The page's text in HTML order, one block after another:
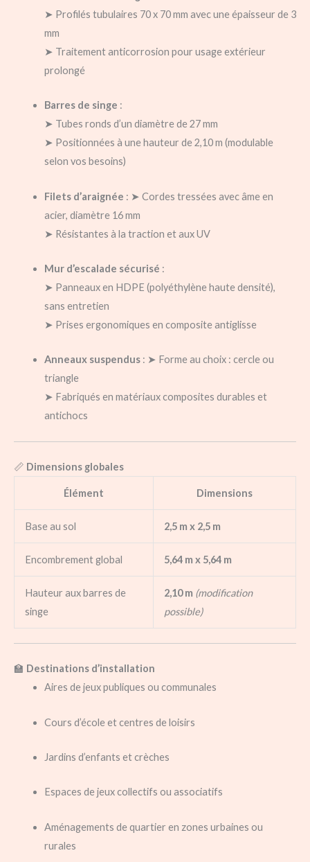
➤ Profilés tubulaires 70 x 70 mm avec une épaisseur de 3
mm
➤ Traitement anticorrosion pour usage extérieur
prolongé
Barres de singe :
➤ Tubes ronds d’un diamètre de 27 mm
➤ Positionnées à une hauteur de 2,10 m (modulable
selon vos besoins)
Filets d’araignée : ➤ Cordes tressées avec âme en
acier, diamètre 16 mm
➤ Résistantes à la traction et aux UV
Mur d’escalade sécurisé :
➤ Panneaux en HDPE (polyéthylène haute densité),
sans entretien
➤ Prises ergonomiques en composite antiglisse
Anneaux suspendus: ➤ Forme au choix : cercle ou
triangle
➤ Fabriqués en matériaux composites durables et
antichocs
📏 Dimensions globales
Élément Dimensions
Base au sol 2,5 m x 2,5 m
Encombrement global 5,64 m x 5,64 m
Hauteur aux barres de
singe
2,10 m (modification
possible)
🏫 Destinations d’installation
Aires de jeux publiques ou communales
Cours d’école et centres de loisirs
Jardins d’enfants et crèches
Espaces de jeux collectifs ou associatifs
Aménagements de quartier en zones urbaines ou
rurales